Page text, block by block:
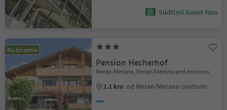
Südtirol Guest Pass
Na życzenie
Pension Hecherhof
Meran/Merano, Meran/Merano and environs
2.1 km od Meran/Merano centrum